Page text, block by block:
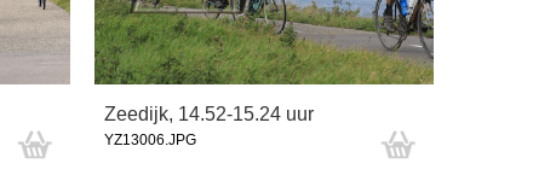
Zeedijk, 14.52-15.24 uur
YZ13006.JPG